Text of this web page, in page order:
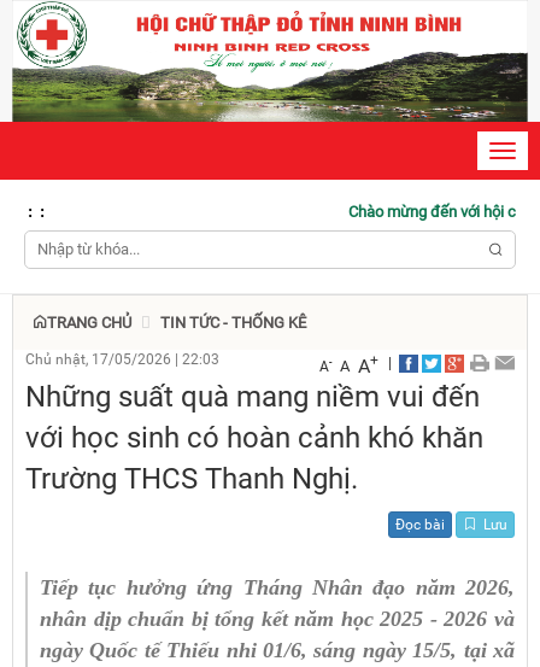
: : Chào mừng đến với hội chữ thập đỏ
TRANG CHỦ TIN TỨC - THỐNG KÊ
Chủ nhật, 17/05/2026 | 22:03 A- A A+ |
Những suất quà mang niềm vui đến
với học sinh có hoàn cảnh khó khăn
Trường THCS Thanh Nghị.
Đọc bài Lưu
Tiếp tục hưởng ứng Tháng Nhân đạo năm 2026,
nhân dịp chuẩn bị tổng kết năm học 2025 - 2026 và
ngày Quốc tế Thiếu nhi 01/6, sáng ngày 15/5, tại xã